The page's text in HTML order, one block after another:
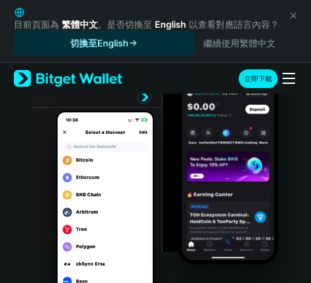
English
日本語
Русский
Español (Latinoamérica)
Türkçe
Português (Portugal)
Bahasa Indonesia
目前頁面為 繁體中文。是否切換至 English 以查看對應語言內容？
切換至English
繼續使用繁體中文
立即下載